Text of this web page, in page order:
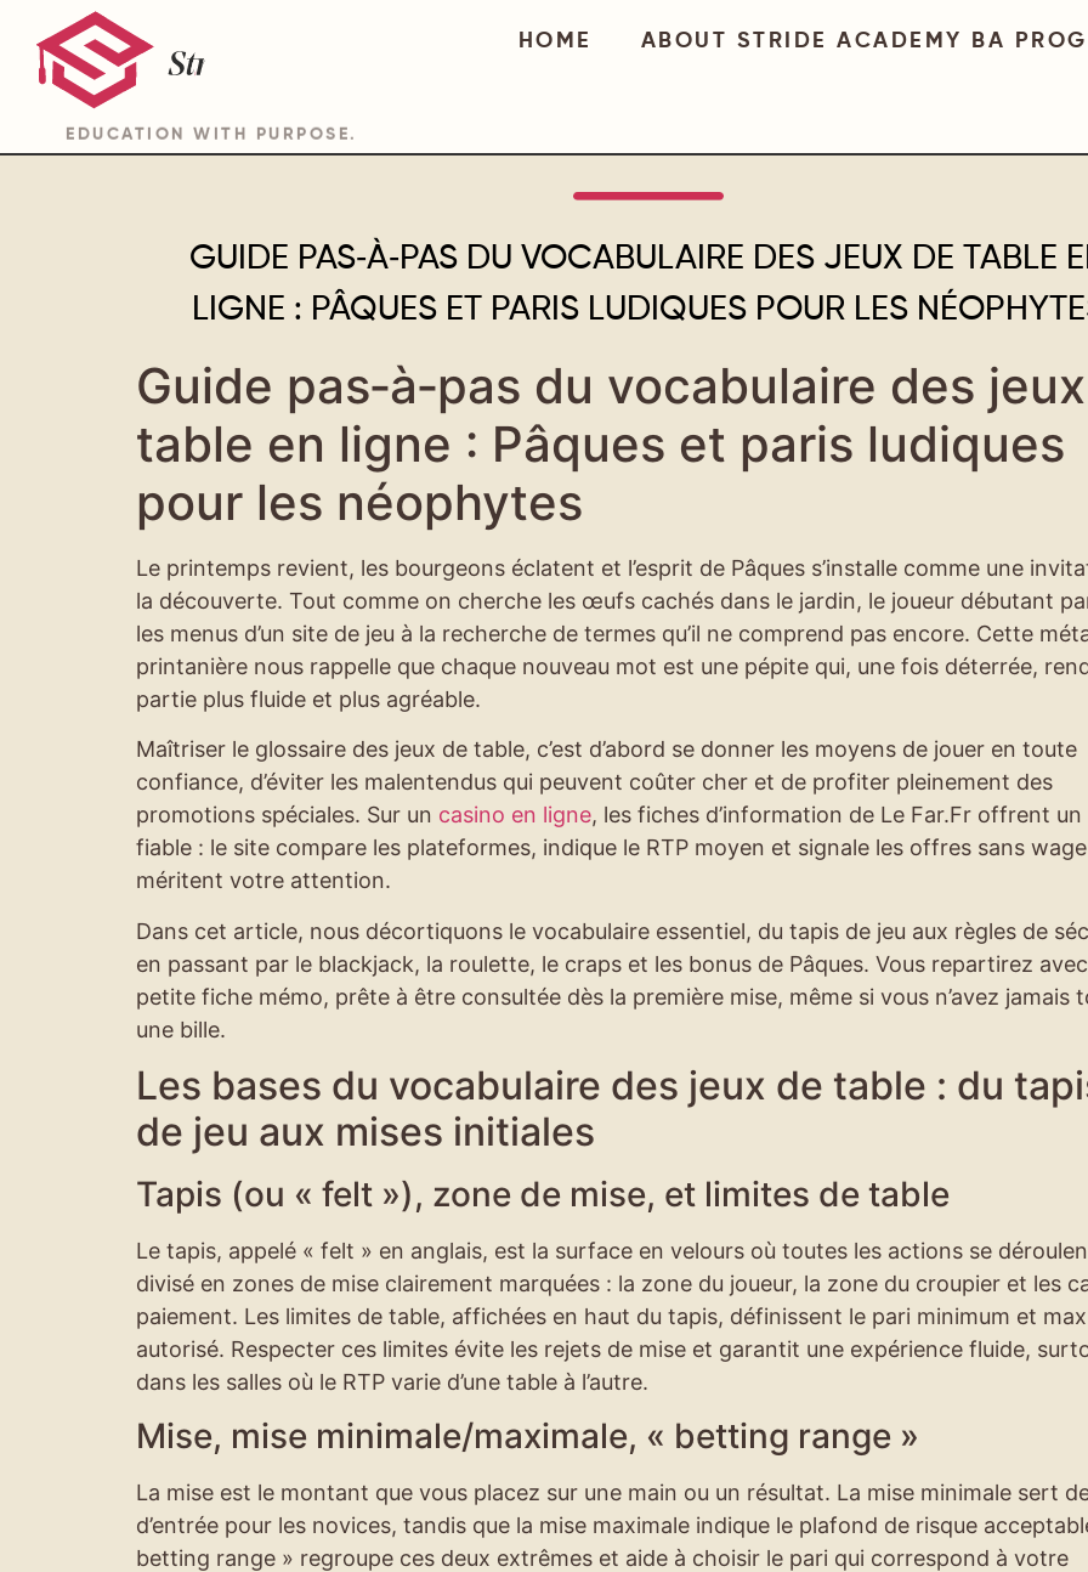
EDUCATION WITH PURPOSE.
HOME ABOUT STRIDE ACADEMY BA
GUIDE PAS‑À‑PAS DU VOCABULAIRE DES JEUX DE TABLE
LIGNE : PÂQUES ET PARIS LUDIQUES POUR LES
Guide pas‑à‑pas du vocabulaire des
table en ligne : Pâques et paris ludiques
pour les néophytes
Le printemps revient, les bourgeons éclatent et l’esprit de Pâques s’installe comme une
la découverte. Tout comme on cherche les œufs cachés dans le jardin, le joueur débutant
les menus d’un site de jeu à la recherche de termes qu’il ne comprend pas encore. Cette
printanière nous rappelle que chaque nouveau mot est une pépite qui, une fois déterrée,
partie plus fluide et plus agréable.
Maîtriser le glossaire des jeux de table, c’est d’abord se donner les moyens de jouer en toute
confiance, d’éviter les malentendus qui peuvent coûter cher et de profiter pleinement des
promotions spéciales. Sur un casino en ligne, les fiches d’information de Le Far.Fr offrent un
fiable : le site compare les plateformes, indique le RTP moyen et signale les offres sans
méritent votre attention.
Dans cet article, nous décortiquons le vocabulaire essentiel, du tapis de jeu aux règles de
en passant par le blackjack, la roulette, le craps et les bonus de Pâques. Vous repartirez
petite fiche mémo, prête à être consultée dès la première mise, même si vous n’avez jamais
une bille.
Les bases du vocabulaire des jeux de table : du
de jeu aux mises initiales
Tapis (ou « felt »), zone de mise, et limites de table
Le tapis, appelé « felt » en anglais, est la surface en velours où toutes les actions se
divisé en zones de mise clairement marquées : la zone du joueur, la zone du croupier et les
paiement. Les limites de table, affichées en haut du tapis, définissent le pari minimum et
autorisé. Respecter ces limites évite les rejets de mise et garantit une expérience fluide,
dans les salles où le RTP varie d’une table à l’autre.
Mise, mise minimale/maximale, « betting range »
La mise est le montant que vous placez sur une main ou un résultat. La mise minimale sert
d’entrée pour les novices, tandis que la mise maximale indique le plafond de risque
betting range » regroupe ces deux extrêmes et aide à choisir le pari qui correspond à votre